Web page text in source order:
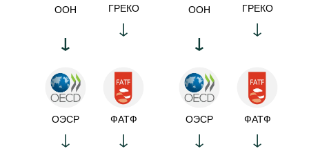
ООН ГРЕКО
ОЭСР ФАТФ
ООН ГРЕКО
ОЭСР ФАТФ